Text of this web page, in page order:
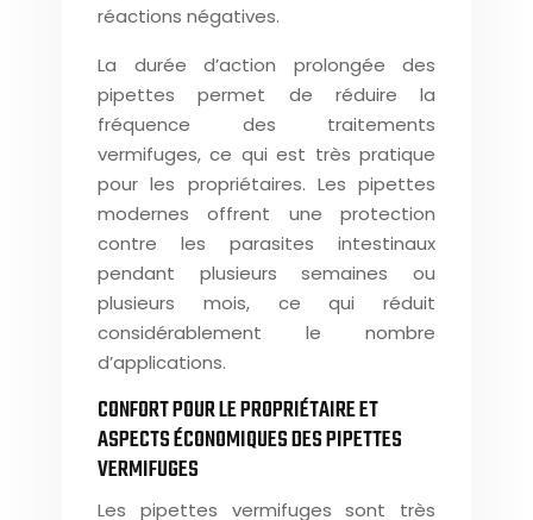
réactions négatives.
La durée d’action prolongée des
pipettes permet de réduire la
fréquence des traitements
vermifuges, ce qui est très pratique
pour les propriétaires. Les pipettes
modernes offrent une protection
contre les parasites intestinaux
pendant plusieurs semaines ou
plusieurs mois, ce qui réduit
considérablement le nombre
d’applications.
CONFORT POUR LE PROPRIÉTAIRE ET
ASPECTS ÉCONOMIQUES DES PIPETTES
VERMIFUGES
Les pipettes vermifuges sont très